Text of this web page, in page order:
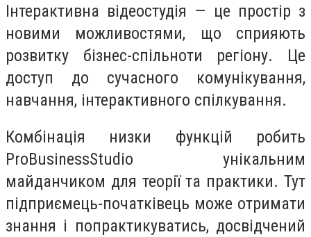
Інтерактивна відеостудія — це простір з
новими можливостями, що сприяють
розвитку бізнес-спільноти регіону. Це
доступ до сучасного комунікування,
навчання, інтерактивного спілкування.
Комбінація низки функцій робить
ProBusinessStudio унікальним
майданчиком для теорії та практики. Тут
підприємець-початківець може отримати
знання і попрактикуватись, досвідчений